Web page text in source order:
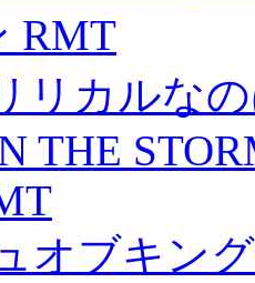
RMT
リカルな
THE
オブキン